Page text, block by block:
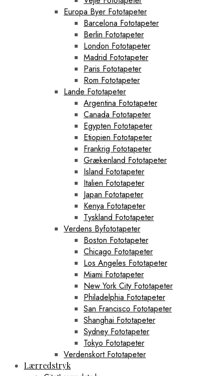
Europa Byer Fototapeter
Barcelona Fototapeter
Berlin Fototapeter
London Fototapeter
Madrid Fototapeter
Paris Fototapeter
Rom Fototapeter
Lande Fototapeter
Argentina Fototapeter
Canada Fototapeter
Egypten Fototapeter
Etiopien Fototapeter
Frankrig Fototapeter
Grækenland Fototapeter
Island Fototapeter
Italien Fototapeter
Japan Fototapeter
Kenya Fototapeter
Tyskland Fototapeter
Verdens Byfototapeter
Boston Fototapeter
Chicago Fototapeter
Los Angeles Fototapeter
Miami Fototapeter
New York City Fototapeter
Philadelphia Fototapeter
San Francisco Fototapeter
Shanghai Fototapeter
Sydney Fototapeter
Tokyo Fototapeter
Verdenskort Fototapeter
Lærredstryk